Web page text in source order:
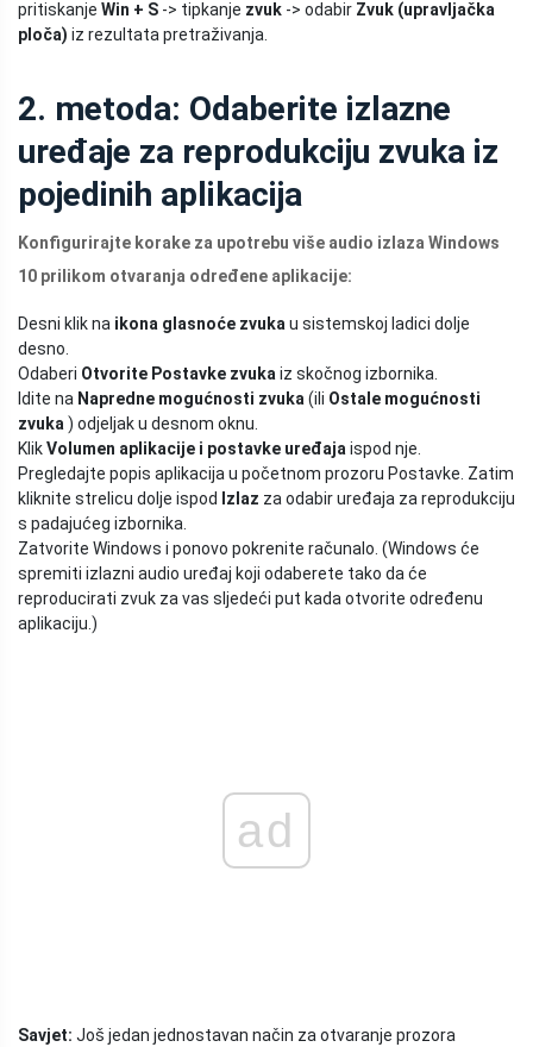
pritiskanje Win + S -> tipkanje zvuk -> odabir Zvuk (upravljačka
ploča) iz rezultata pretraživanja.
2. metoda: Odaberite izlazne
uređaje za reprodukciju zvuka iz
pojedinih aplikacija
Konfigurirajte korake za upotrebu više audio izlaza Windows
10 prilikom otvaranja određene aplikacije:
Desni klik na ikona glasnoće zvuka u sistemskoj ladici dolje
desno.
Odaberi Otvorite Postavke zvuka iz skočnog izbornika.
Idite na Napredne mogućnosti zvuka (ili Ostale mogućnosti
zvuka ) odjeljak u desnom oknu.
KlikVolumen aplikacije i postavke uređaja ispod nje.
Pregledajte popis aplikacija u početnom prozoru Postavke. Zatim
kliknite strelicu dolje ispod
Izlaz za odabir uređaja za reprodukciju
s padajućeg izbornika.
Zatvorite Windows i ponovo pokrenite računalo. (Windows će
spremiti izlazni audio uređaj koji odaberete tako da će
reproducirati zvuk za vas sljedeći put kada otvorite određenu
aplikaciju.)
ad
Savjet: Još jedan jednostavan način za otvaranje prozora